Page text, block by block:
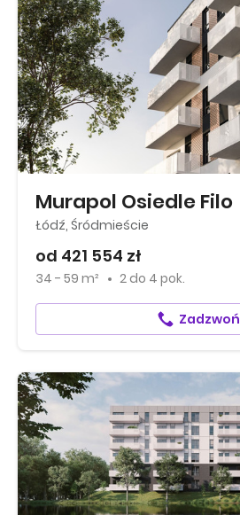
Murapol Osiedle Filo
Łódź, Śródmieście
od 421 554 zł
34 - 59 m² 2 do 4 pok.
Zadzwoń